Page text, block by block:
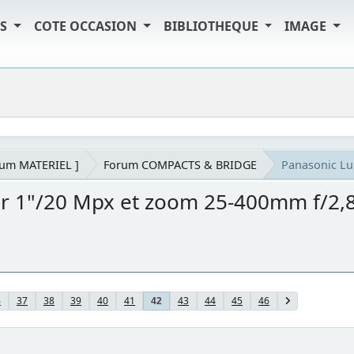
COTE OCCASION BIBLIOTHEQUE IMAGE
MATERIEL ] Forum COMPACTS & BRIDGE Panasonic
1"/20 Mpx et zoom 25-400mm f/
37 38 39 40 41 42 43 44 45 46